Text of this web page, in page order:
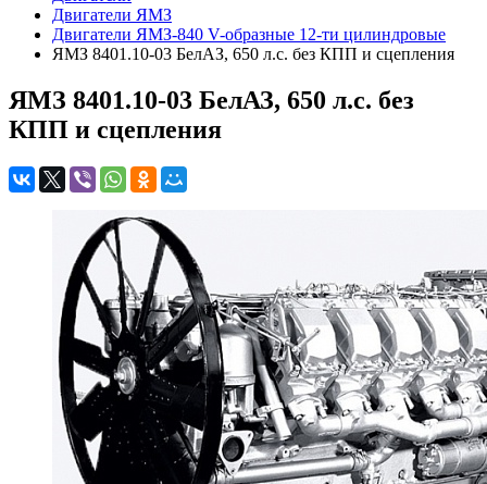
Двигатели ЯМЗ
Двигатели ЯМЗ-840 V-образные 12-ти цилиндровые
ЯМЗ 8401.10-03 БелАЗ, 650 л.с. без КПП и сцепления
ЯМЗ 8401.10-03 БелАЗ, 650 л.с. без
КПП и сцепления